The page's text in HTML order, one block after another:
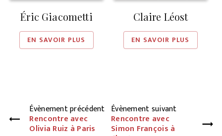
Éric Giacometti
EN SAVOIR PLUS
Claire Léost
EN SAVOIR PLUS
Évènement précédent
Rencontre avec
Olivia Ruiz à Paris
Évènement suivant
Rencontre avec
Simon François à